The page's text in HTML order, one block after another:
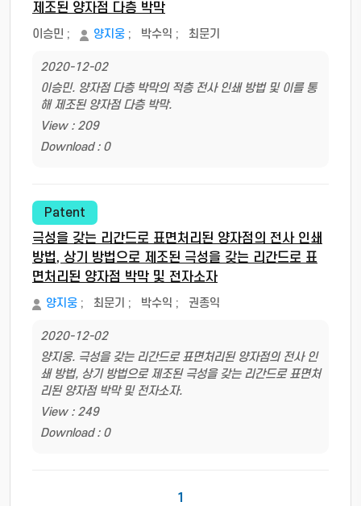
제조된 양자점 다층 박막
이승민 ; 양지웅 ; 박수익 ; 최문기
2020-12-02
이승민. 양자점 다층 박막의 적층 전사 인쇄 방법 및 이를 통
해 제조된 양자점 다층 박막.
View : 209
Download : 0
Patent
극성을 갖는 리간드로 표면처리된 양자점의 전사 인쇄
방법, 상기 방법으로 제조된 극성을 갖는 리간드로 표
면처리된 양자점 박막 및 전자소자
양지웅 ; 최문기 ; 박수익 ; 권종익
2020-12-02
양지웅. 극성을 갖는 리간드로 표면처리된 양자점의 전사 인
쇄 방법, 상기 방법으로 제조된 극성을 갖는 리간드로 표면처
리된 양자점 박막 및 전자소자.
View : 249
Download : 0
1